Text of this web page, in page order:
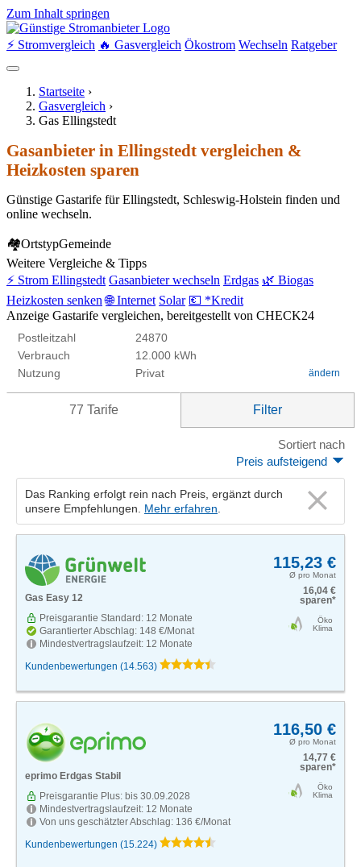
Zum Inhalt springen
⚡ Stromvergleich 🔥 Gasvergleich Ökostrom Wechseln Ratgeber
Startseite ›
Gasvergleich ›
Gas Ellingstedt
Gasanbieter in Ellingstedt vergleichen &
Heizkosten sparen
Günstige Gastarife für Ellingstedt, Schleswig-Holstein finden und
online wechseln.
🏘OrtstypGemeinde
Weitere Vergleiche & Tipps
⚡ Strom Ellingstedt Gasanbieter wechseln Erdgas 🌿 Biogas
Heizkosten senken 🌐 Internet Solar 💶 *Kredit
Anzeige Gastarife vergleichen, bereitgestellt von CHECK24